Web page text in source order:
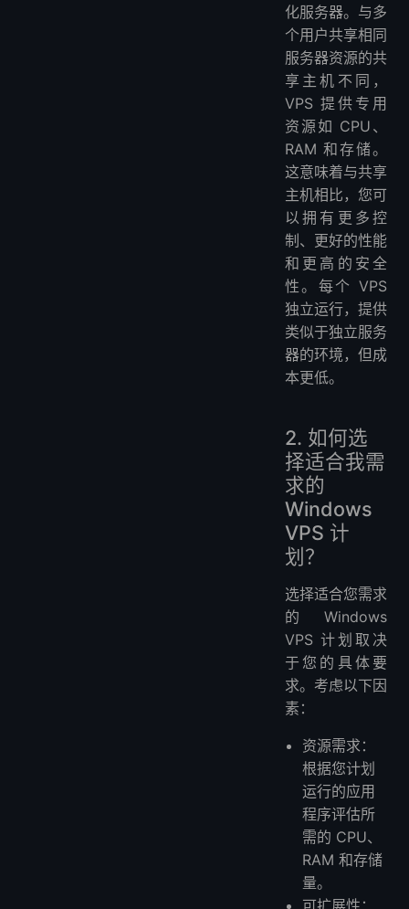
化服务器。与多
个用户共享相同
服务器资源的共
享主机不同，
VPS 提供专用
资源如 CPU、
RAM 和存储。
这意味着与共享
主机相比，您可
以拥有更多控
制、更好的性能
和更高的安全
性。每个 VPS
独立运行，提供
类似于独立服务
器的环境，但成
本更低。
2. 如何选
择适合我需
求的
Windows
VPS 计
划？
选择适合您需求
的 Windows
VPS 计划取决
于您的具体要
求。考虑以下因
素：
资源需求：
根据您计划
运行的应用
程序评估所
需的 CPU、
RAM 和存储
量。
可扩展性：